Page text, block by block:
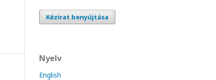
Kézirat benyújtása
Nyelv
English